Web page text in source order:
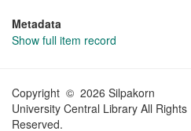
Metadata
Show full item record
Copyright © 2026 Silpakorn
University Central Library All Rights
Reserved.